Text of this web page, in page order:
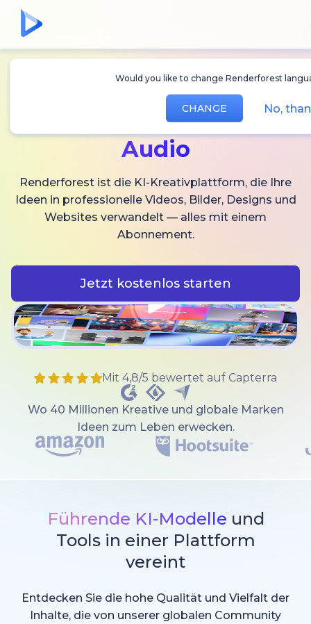
Would you like to change Renderforest
CHANGE No,
Erstellen SieKI-
Bilder und
Audio
Renderforest ist die KI-Kreativplattform, die Ihre
Ideen in professionelle Videos, Bilder, Designs und
Websites verwandelt — alles mit einem
Abonnement.
Jetzt kostenlos starten
Mit 4,8/5 bewertet auf Capterra
Wo 40 Millionen Kreative und globale Marken
Ideen zum Leben erwecken.
Führende KI-Modelle und
Tools in einer Plattform
vereint
Entdecken Sie die hohe Qualität und Vielfalt der
Inhalte, die von unserer globalen Community